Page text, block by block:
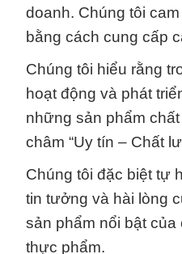
doanh. Chúng tôi
bằng cách cung cấp
Chúng tôi hiểu rằng
hoạt động và phát
những sản phẩm
châm “Uy tín – Chất
Chúng tôi đặc biệt tự
tin tưởng và hài lòng
sản phẩm nổi bật
thực phẩm.